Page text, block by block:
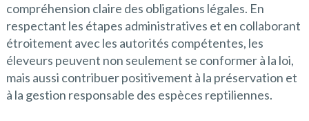
compréhension claire des obligations légales. En
respectant les étapes administratives et en collaborant
étroitement avec les autorités compétentes, les
éleveurs peuvent non seulement se conformer à la loi,
mais aussi contribuer positivement à la préservation et
à la gestion responsable des espèces reptiliennes.